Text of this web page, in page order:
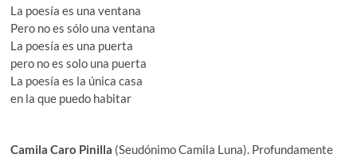
La poesía es una ventana
Pero no es sólo una ventana
La poesía es una puerta
pero no es solo una puerta
La poesía es la única casa
en la que puedo habitar
Camila Caro Pinilla (Seudónimo Camila Luna). Profundamente